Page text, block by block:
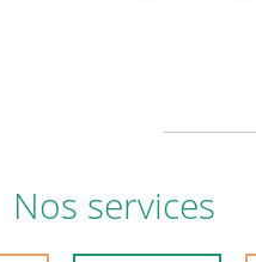
Nos services